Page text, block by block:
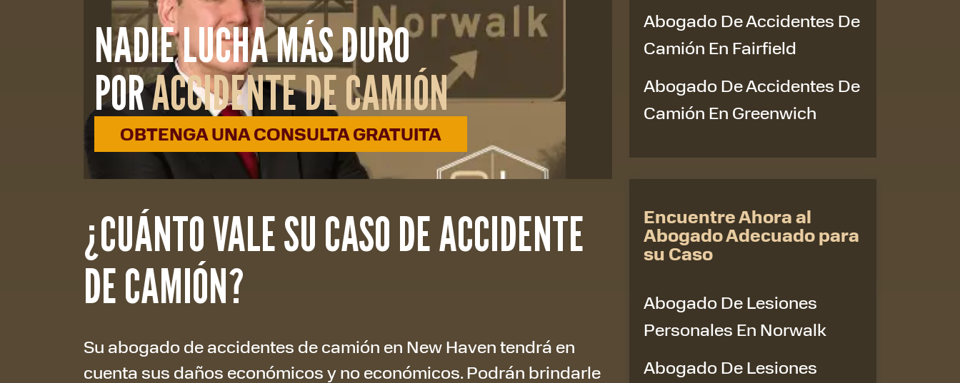
NADIE LUCHA MÁS DURO
PORACCIDENTE DE CAMIÓN
OBTENGA UNA CONSULTA GRATUITA
¿CUÁNTO VALE SU CASO DE ACCIDENTE
DE CAMIÓN?
Su abogado de accidentes de camión en New Haven tendrá en
cuenta sus daños económicos y no económicos. Podrán brindarle
Abogado De Accidentes De
Camión En Fairfield
Abogado De Accidentes De
Camión En Greenwich
Encuentre Ahora al
Abogado Adecuado para
su Caso
Abogado De Lesiones
Personales En Norwalk
Abogado De Lesiones